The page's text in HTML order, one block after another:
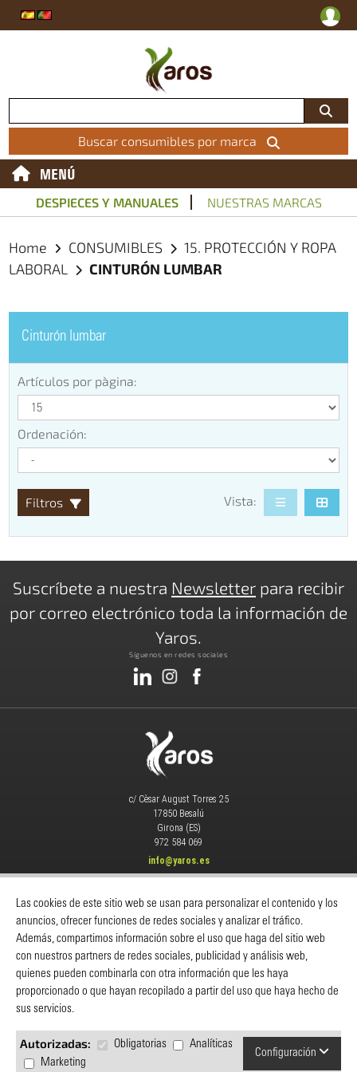
Las cookies de este sitio web se usan para personalizar el contenido y los
anuncios, ofrecer funciones de redes sociales y analizar el tráfico.
Además, compartimos información sobre el uso que haga del sitio web
con nuestros partners de redes sociales, publicidad y análisis web,
quienes pueden combinarla con otra información que les haya
proporcionado o que hayan recopilado a partir del uso que haya hecho de
sus servicios.
Autorizadas: Obligatorias
Analíticas
Marketing
Configuración
Buscar consumibles por marca
MENÚ
DESPIECES Y MANUALES NUESTRAS MARCAS
Home CONSUMIBLES
15. PROTECCIÓN Y ROPA
LABORAL
CINTURÓN LUMBAR
Cinturón lumbar
Artículos por pàgina:
Ordenación:
Filtros Vista:
Suscríbete a nuestra Newsletter para recibir
por correo electrónico toda la información de
Yaros.
Síguenos en redes sociales
c/ Cèsar August Torres 25
17850 Besalú
Girona (ES)
972 584 069
info@yaros.es
MAQUINARIA|CONSUMIBLES|
Catálogos-Despieces Y Manuales-
Servicio Técnico-Noticias-Contacto
INFORMACIÓN
Yaros
Cómo comprar
Política de privacidad
Preguntas y respuestas